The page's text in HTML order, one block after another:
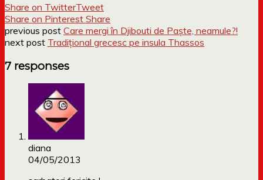
Share on TwitterTweet
Share on Pinterest Share
previous post Care mergi în Djibouti de Paște, neamule?!
next post Tradițional grecesc pe insula Thassos
7 responses
diana
04/05/2013